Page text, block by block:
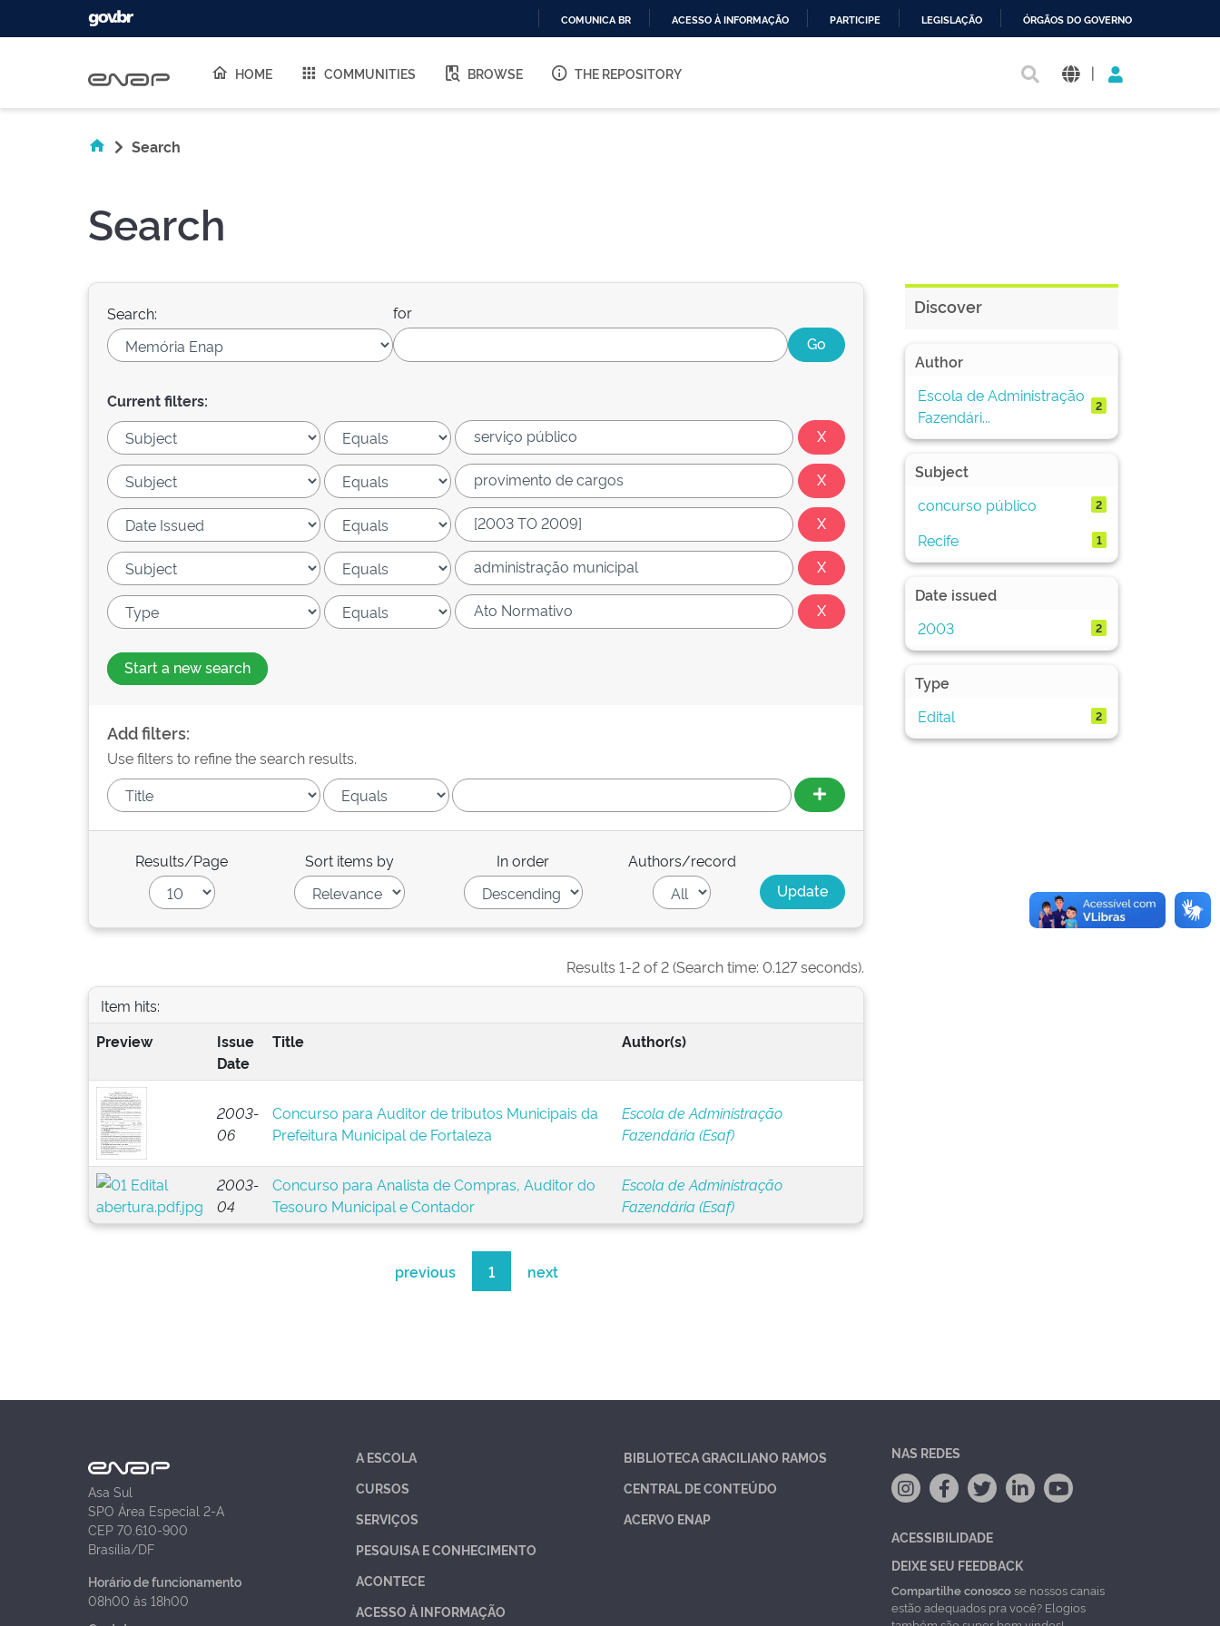
O
COMUNICA BR ACESSO À INFORMAÇÃO PARTICIPE LEGISLAÇÃO ÓRGÃOS DO GOVERNO
HOME COMMUNITIES BROWSE THE REPOSITORY |
Search
Search
Search: for
Current filters:
Start a new search
Add filters:
Use filters to refine the search results.
Results/Page Sort items by In order Authors/record
Results 1-2 of 2 (Search time: 0.127 seconds).
Item hits:
Preview
Issue
Date
Title Author(s)
2003-
06
Concurso para Auditor de tributos Municipais da
Prefeitura Municipal de Fortaleza
Escola de Administração
Fazendária (Esaf)
2003-
04
Concurso para Analista de Compras, Auditor do
Tesouro Municipal e Contador
Escola de Administração
Fazendária (Esaf)
previous 1 next
Discover
Author
Escola de Administração
Fazendári...
2
Subject
concurso público
2
Recife 1
Date issued
2003
2
Type
Edital
2
Asa Sul
SPO Área Especial 2-A
CEP 70.610-900
Brasília/DF
Horário de funcionamento
08h00 às 18h00
A ESCOLA
CURSOS
SERVIÇOS
PESQUISA E CONHECIMENTO
ACONTECE
ACESSO À INFORMAÇÃO
BIBLIOTECA GRACILIANO RAMOS
CENTRAL DE CONTEÚDO
ACERVO ENAP
NAS REDES
ACESSIBILIDADE
DEIXE SEU FEEDBACK
Compartilhe conoscose nossos canais
estão adequados pra você? Elogios